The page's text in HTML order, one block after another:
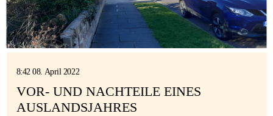
8:42 08. April 2022
VOR- UND NACHTEILE EINES
AUSLANDSJAHRES